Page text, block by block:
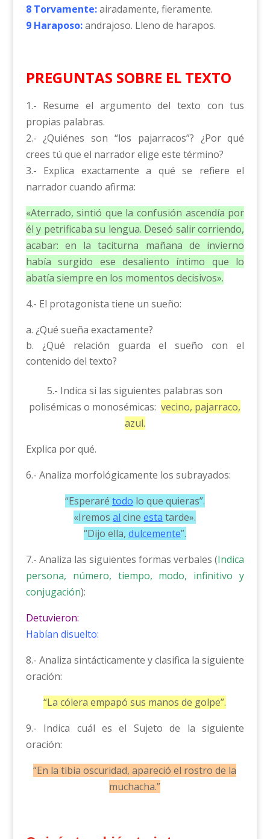
8 Torvamente:airadamente, fieramente.
9 Haraposo: andrajoso. Lleno de harapos.
PREGUNTAS SOBRE EL TEXTO
1.- Resume el argumento del texto con tus
propias palabras.
2.- ¿Quiénes son “los pajarracos”? ¿Por qué
crees tú que el narrador elige este término?
3.- Explica exactamente a qué se refiere el
narrador cuando afirma:
«Aterrado, sintió que la confusión ascendía por
él y petrificaba su lengua. Deseó salir corriendo,
acabar: en la taciturna mañana de invierno
había surgido ese desaliento íntimo que lo
abatía siempre en los momentos decisivos».
4.- El protagonista tiene un sueño:
¿Qué sueña exactamente?
¿Qué relación guarda el sueño con el
contenido del texto?
5.- Indica si las siguientes palabras son
polisémicas o monosémicas:vecino, pajarraco,
azul.
Explica por qué.
6.- Analiza morfológicamente los subrayados:
“Esperaré todo lo que quieras”.
«Iremosal cineesta tarde».
“Dijo ella, dulcemente”.
7.- Analiza las siguientes formas verbales (Indica
persona, número, tiempo, modo, infinitivo y
conjugación):
Detuvieron:
Habían disuelto:
8.- Analiza sintácticamente y clasifica la siguiente
oración:
“La cólera empapó sus manos de golpe”.
9.- Indica cuál es el Sujeto de la siguiente
oración:
“En la tibia oscuridad, apareció el rostro de la
muchacha.”